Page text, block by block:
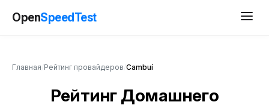
OpenSpeedTest
Главная Рейтинг провайдеров Cambuí
Рейтинг Домашнего